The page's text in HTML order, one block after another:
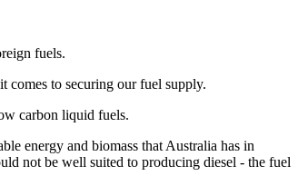
energy and biomass that Australia has in
not be well suited to producing diesel - the fuel